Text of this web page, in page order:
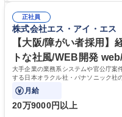
acle、PostgreSQL、JBOSS 募集職種 【東京/PL】上流工程へ！放置ゼロ
の温かいチームで確実なステッ
件定義から係ることのできる案
広める側の企業。協会理事とし
で長いつながりがあります。 ★
ます。 学歴・資格 学歴：大学院 大学 高専 短大 専修学校 高校 語学力：
資格：
正社員
株式会社エス・アイ・エス
【大阪/障がい者採用】
トな社風/WEB開発
大手企業の業務系システムや官公庁案
する日本オラクル社・パナソニック社
大に重要との考えから、様々な改革を
月給
20万9000円以上